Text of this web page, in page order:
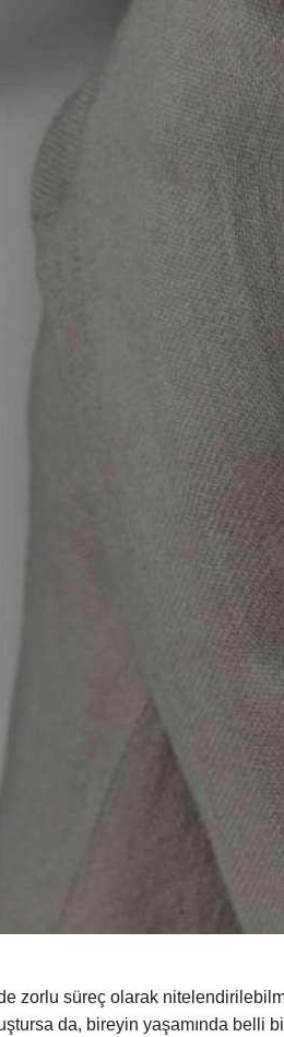
zorlu süreç olarak
da, bireyin yaşamında belli